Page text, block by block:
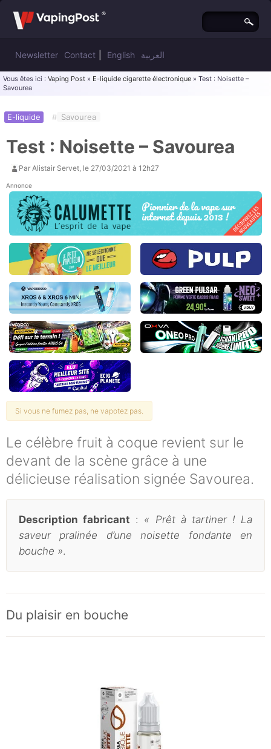
Newsletter Contact English العربية
Vous êtes ici : Vaping Post » E-liquide cigarette électronique » Test : Noisette –
Savourea
Test : Noisette – Savourea
E-liquide # Savourea
Par Alistair Servet, le 27/03/2021 à 12h27
Annonce
Si vous ne fumez pas, ne vapotez pas.
Le célèbre fruit à coque revient sur le
devant de la scène grâce à une
délicieuse réalisation signée Savourea.
Description fabricant : « Prêt à tartiner ! La
saveur pralinée d’une noisette fondante en
bouche ».
Du plaisir en bouche